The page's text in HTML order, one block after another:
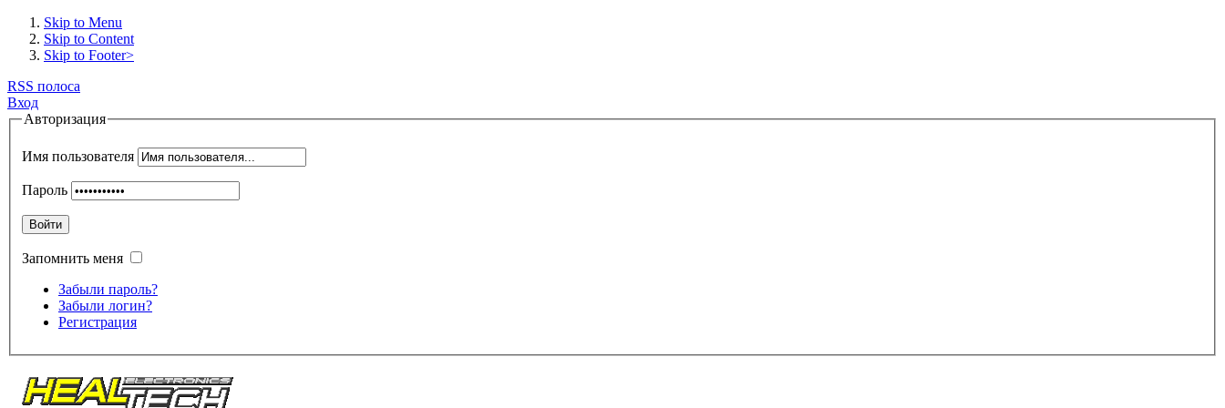
Skip to Menu
Skip to Content
Skip to Footer>
RSS полоса
Вход
Авторизация
Имя пользователя
Пароль
Войти
Запомнить меня
Забыли пароль?
Забыли логин?
Регистрация